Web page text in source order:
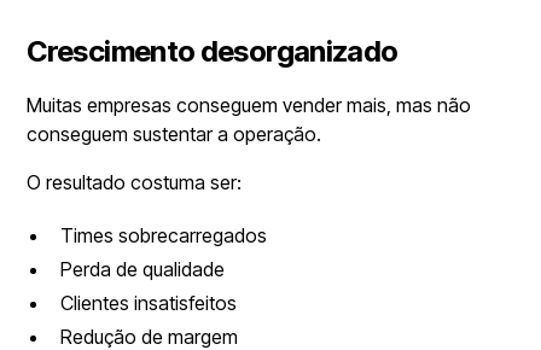
Crescimento desorganizado
Muitas empresas conseguem vender mais, mas não
conseguem sustentar a operação.
O resultado costuma ser:
Times sobrecarregados
Perda de qualidade
Clientes insatisfeitos
Redução de margem